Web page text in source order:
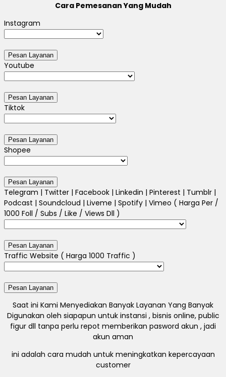
Cara Pemesanan Yang Mudah
Instagram
Youtube
Tiktok
Shopee
Telegram | Twitter | Facebook | Linkedin | Pinterest | Tumblr |
Podcast | Soundcloud | Liveme | Spotify | Vimeo ( Harga Per /
1000 Foll / Subs / Like / Views Dll )
Traffic Website ( Harga 1000 Traffic )
Saat ini Kami Menyediakan Banyak Layanan Yang Banyak
Digunakan oleh siapapun untuk instansi , bisnis online, public
figur dll tanpa perlu repot memberikan pasword akun , jadi
akun aman
ini adalah cara mudah untuk meningkatkan kepercayaan
customer